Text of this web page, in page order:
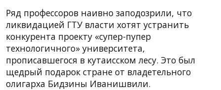
Ряд профессоров наивно заподозрили, что
ликвидацией ГТУ власти хотят устранить
конкурента проекту «супер-пупер
технологичного» университета,
прописавшегося в кутаисском лесу. Это был
щедрый подарок стране от владетельного
олигарха Бидзины Иванишвили.